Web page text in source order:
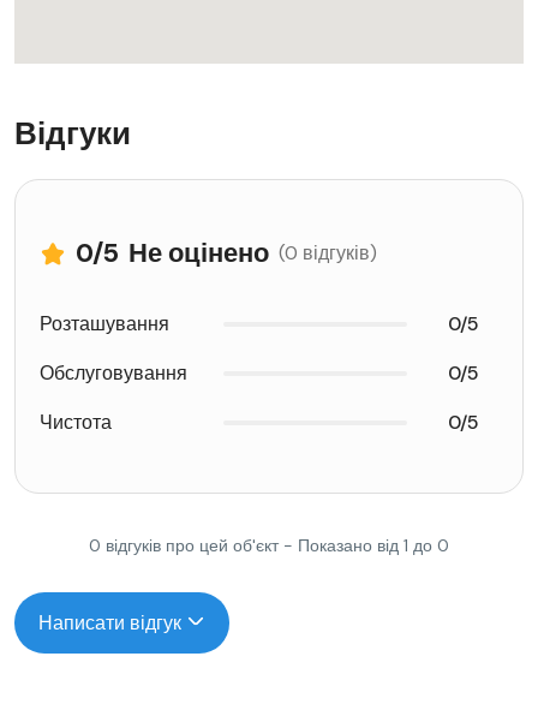
Відгуки
0/5 Не оцінено (0 відгуків)
Розташування
0/5
Обслуговування
0/5
Чистота
0/5
0 відгуків про цей об'єкт - Показано від 1 до 0
Написати відгук